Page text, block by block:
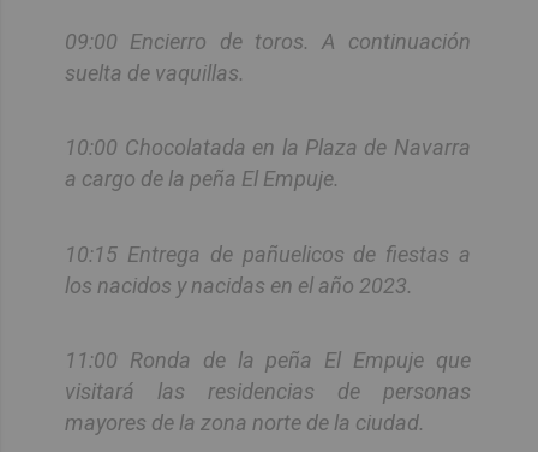
09:00 Encierro de toros. A continuación
suelta de vaquillas.
10:00 Chocolatada en la Plaza de Navarra
a cargo de la peña El Empuje.
10:15 Entrega de pañuelicos de fiestas a
los nacidos y nacidas en el año 2023.
11:00 Ronda de la peña El Empuje que
visitará las residencias de personas
mayores de la zona norte de la ciudad.